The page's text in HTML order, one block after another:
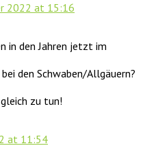
2022 at 15:16
in den Jahren jetzt im
den Schwaben/Allgäuern?
zu tun!
at 11:54